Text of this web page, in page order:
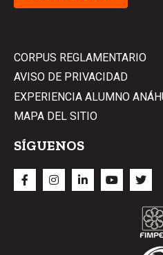
CORPUS REGLAMENTARIO
AVISO DE PRIVACIDAD
EXPERIENCIA ALUMNO
MAPA DEL SITIO
SÍGUENOS